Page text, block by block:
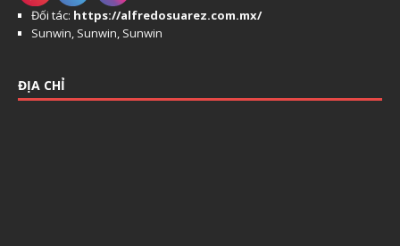
Đối tác: https://alfredosuarez.com.mx/
Sunwin, Sunwin, Sunwin
ĐỊA CHỈ